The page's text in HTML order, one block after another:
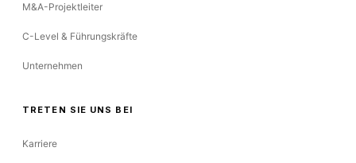
M&A-Projektleiter
C-Level & Führungskräfte
Unternehmen
TRETEN SIE UNS BEI
Karriere